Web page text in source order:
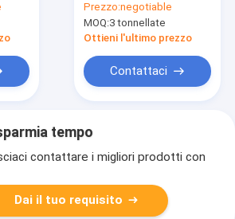
bobine immerso per
costruzione
Prezzo:negotiable
MOQ:3 tonnellate
Ottieni l'ultimo prezzo
Contattaci
tempo
contattare i migliori prodotti con
Dai il tuo requisito